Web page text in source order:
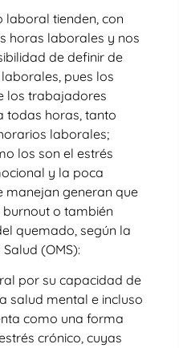
laboral tienden, con
horas laborales y nos
de definir de
pues los
los trabajadores
todas horas, tanto
laborales;
los son el estrés
y la poca
manejan generan que
o también
quemado, según la
(OMS):
por su capacidad de
salud mental e incluso
como una forma
crónico, cuyas